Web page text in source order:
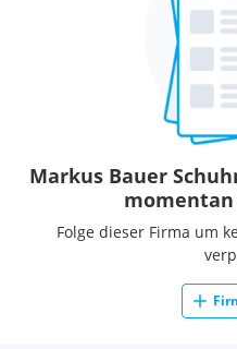
Markus Bauer
momentan
Folge dieser Firma um